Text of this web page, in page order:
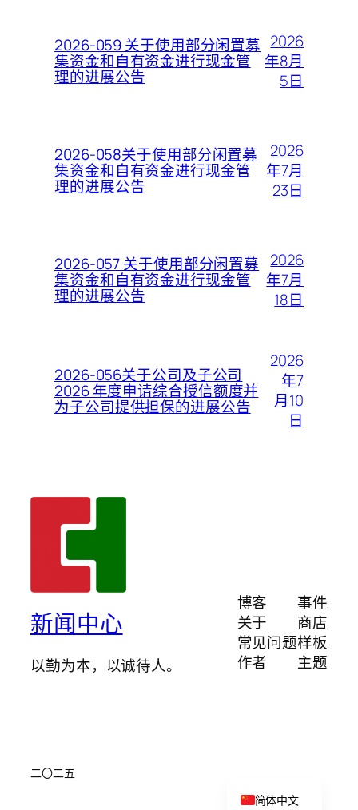
2026-059 关于使用部分闲置募
集资金和自有资金进行现金管
理的进展公告
2026
年8月
5日
2026-058关于使用部分闲置募
集资金和自有资金进行现金管
理的进展公告
2026
年7月
23日
2026-057 关于使用部分闲置募
集资金和自有资金进行现金管
理的进展公告
2026
年7月
18日
2026-056关于公司及子公司
2026 年度申请综合授信额度并
为子公司提供担保的进展公告
2026
年7
月10
日
新闻中心
以勤为本，以诚待人。
博客
关于
常见问题
作者
事件
商店
样板
主题
二〇二五
简体中文